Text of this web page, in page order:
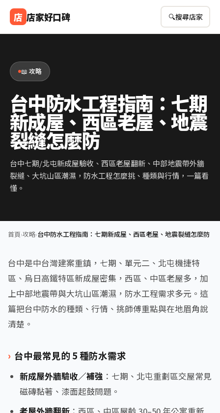
店 店家好口碑 🔍搜尋店家
📖 攻略
台中防水工程指南：七期
新成屋、西區老屋、地震
裂縫怎麼防
台中七期/北屯新成屋驗收、西區老屋翻新、中部地震帶外牆
裂縫、大坑山區潮濕，防水工程怎麼挑、種類與行情，一篇看
懂。
首頁›攻略›台中防水工程指南：七期新成屋、西區老屋、地震裂縫怎麼防
台中是中台灣建案重鎮，七期、單元二、北屯機捷特
區、烏日高鐵特區新成屋密集，西區、中區老屋多，加
上中部地震帶與大坑山區潮濕，防水工程需求多元。這
篇把台中防水的種類、行情、挑師傅重點與在地眉角說
清楚。
台中最常見的 5 種防水需求
新成屋外牆驗收／補強 ：七期、北屯重劃區交屋常見
磁磚黏著、漆面起鼓問題。